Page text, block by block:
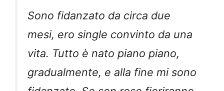
Sono fidanzato da circa due
mesi, ero single convinto da una
vita. Tutto è nato piano piano,
gradualmente, e alla fine mi sono